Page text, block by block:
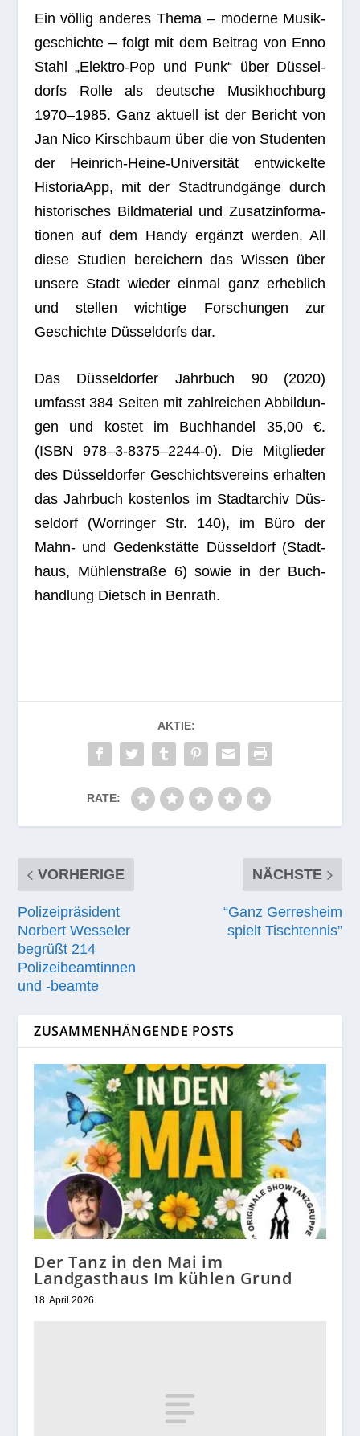
Ein völ­lig ande­res Thema – moderne Musik­
ge­schichte – folgt mit dem Bei­trag von Enno
Stahl „Elek­tro-Pop und Punk“ über Düs­sel­
dorfs Rolle als deut­sche Musik­hoch­burg
1970–1985. Ganz aktu­ell ist der Bericht von
Jan Nico Kirsch­baum über die von Stu­den­ten
der Hein­rich-Heine-Uni­ver­si­tät ent­wi­ckelte
His­to­ria­App, mit der Stadt­rund­gänge durch
his­to­ri­sches Bild­ma­te­rial und Zusatz­in­for­ma­
tio­nen auf dem Handy ergänzt wer­den. All
diese Stu­dien berei­chern das Wis­sen über
unsere Stadt wie­der ein­mal ganz erheb­lich
und stel­len wich­tige For­schun­gen zur
Geschichte Düs­sel­dorfs dar.
Das Düs­sel­dor­fer Jahr­buch 90 (2020)
umfasst 384 Sei­ten mit zahl­rei­chen Abbil­dun­
gen und kos­tet im Buch­han­del 35,00 €.
(ISBN 978–3‑8375–2244‑0). Die Mit­glie­der
des Düs­sel­dor­fer Geschichts­ver­eins erhal­ten
das Jahr­buch kos­ten­los im Stadt­ar­chiv Düs­
sel­dorf (Worrin­ger Str. 140), im Büro der
Mahn- und Gedenk­stätte Düs­sel­dorf (Stadt­
haus, Müh­len­straße 6) sowie in der Buch­
hand­lung Dietsch in Benrath.
AKTIE:
RATE:
VORHERIGE
Polizeipräsident
Norbert Wesseler
begrüßt 214
Polizeibeamtinnen
und ‑beamte
NÄCHSTE
“Ganz Gerresheim
spielt Tischtennis”
ZUSAMMENHÄNGENDE POSTS
Der Tanz in den Mai im
Landgasthaus Im kühlen Grund
18. April 2026